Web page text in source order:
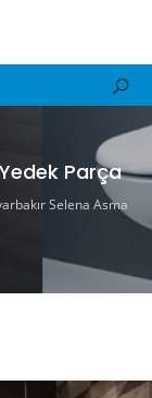
Parça
Selena Asma